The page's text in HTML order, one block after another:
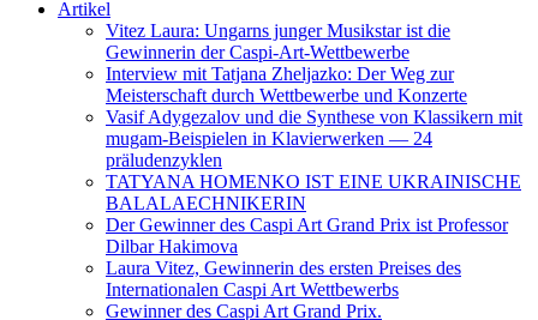
Artikel
Vitez Laura: Ungarns junger Musikstar ist die
Gewinnerin der Caspi-Art-Wettbewerbe
Interview mit Tatjana Zheljazko: Der Weg zur
Meisterschaft durch Wettbewerbe und Konzerte
Vasif Adygezalov und die Synthese von Klassikern mit
mugam-Beispielen in Klavierwerken — 24
präludenzyklen
TATYANA HOMENKO IST EINE UKRAINISCHE
BALALAECHNIKERIN
Der Gewinner des Caspi Art Grand Prix ist Professor
Dilbar Hakimova
Laura Vitez, Gewinnerin des ersten Preises des
Internationalen Caspi Art Wettbewerbs
Gewinner des Caspi Art Grand Prix.